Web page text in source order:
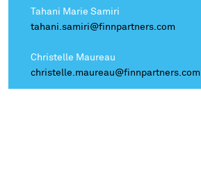
Tahani Marie Samiri
tahani.samiri@finnpartners.com
Christelle Maureau
christelle.maureau@finnpartners.com